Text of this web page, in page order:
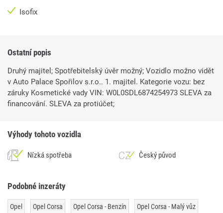
Isofix
Ostatní popis
Druhý majitel; Spotřebitelský úvěr možný; Vozidlo možno vidět
v Auto Palace Spořilov s.r.o.. 1. majitel. Kategorie vozu: bez
záruky Kosmetické vady VIN: W0L0SDL6874254973 SLEVA za
financování. SLEVA za protiúčet;
Výhody tohoto vozidla
Nízká spotřeba Český původ
Podobné inzeráty
Opel Opel Corsa Opel Corsa - Benzín Opel Corsa - Malý vůz